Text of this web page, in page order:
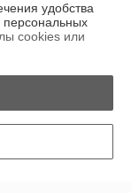
удобства
персональных
cookies или